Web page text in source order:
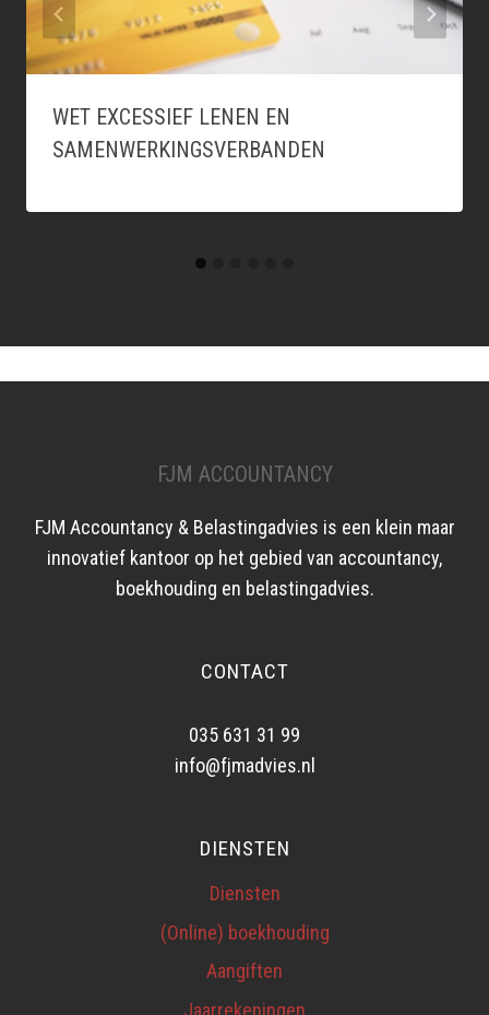
WET EXCESSIEF LENEN EN
SAMENWERKINGSVERBANDEN
FJM ACCOUNTANCY
FJM Accountancy & Belastingadvies is een klein maar
innovatief kantoor op het gebied van accountancy,
boekhouding en belastingadvies.
CONTACT
035 631 31 99
info@fjmadvies.nl
DIENSTEN
Diensten
(Online) boekhouding
Aangiften
Jaarrekeningen